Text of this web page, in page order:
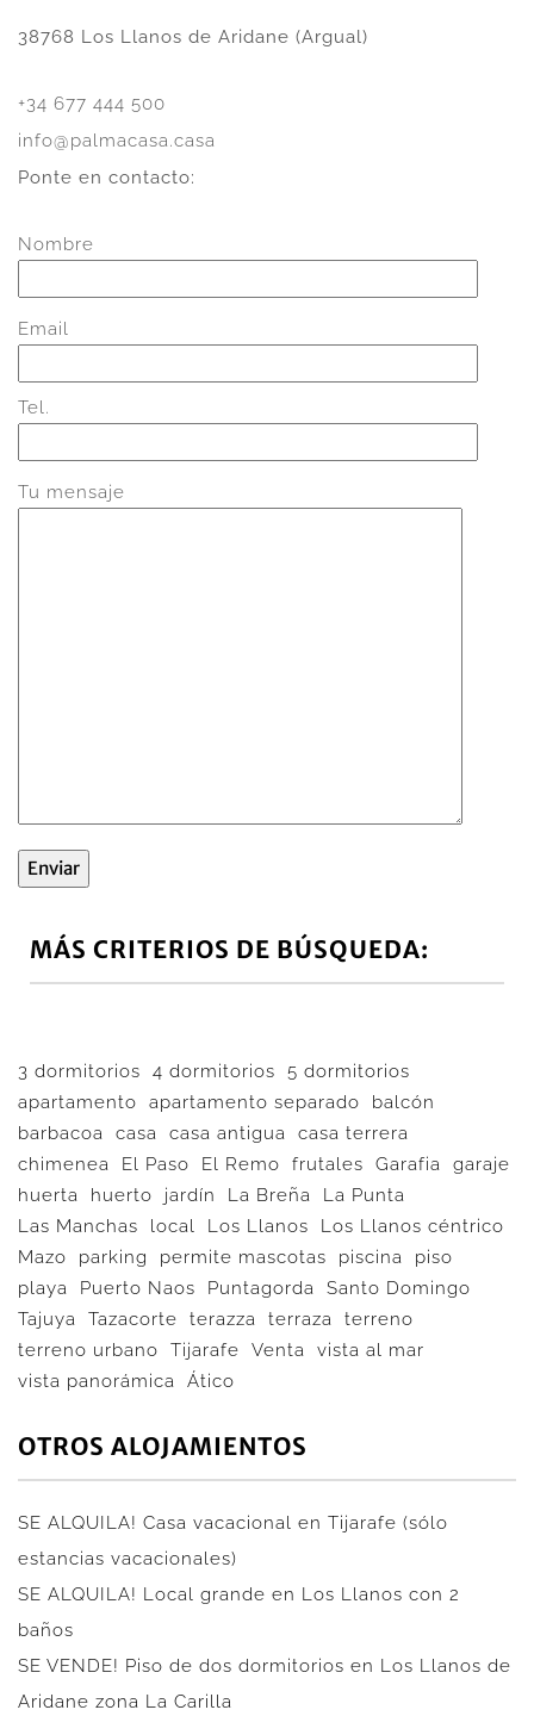
38768 Los Llanos de Aridane (Argual)
+34 677 444 500
info@palmacasa.casa
Ponte en contacto:
Nombre
Email
Tel.
Tu mensaje
MÁS CRITERIOS DE BÚSQUEDA:
3 dormitorios 4 dormitorios
5 dormitorios
apartamento
apartamento separado
balcón
barbacoa
casa casa antigua
casa terrera
chimenea
El Paso El Remo frutales Garafia
garaje
huerta
huerto jardín La Breña
La Punta
Las Manchas
local Los Llanos
Los Llanos céntrico
Mazo
parking permite mascotas piscina
piso
playa
Puerto Naos Puntagorda
Santo Domingo
Tajuya
Tazacorte terazza terraza
terreno
terreno urbano
Tijarafe Venta
vista al mar
vista panorámica
Ático
OTROS ALOJAMIENTOS
SE ALQUILA! Casa vacacional en Tijarafe (sólo
estancias vacacionales)
SE ALQUILA! Local grande en Los Llanos con 2
baños
SE VENDE! Piso de dos dormitorios en Los Llanos de
Aridane zona La Carilla